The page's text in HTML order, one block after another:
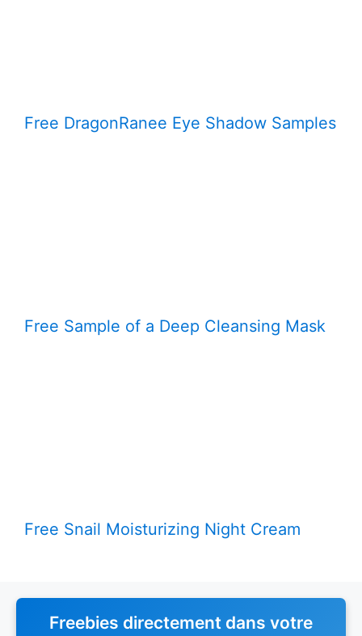
Free DragonRanee Eye Shadow Samples
Free Sample of a Deep Cleansing Mask
Free Snail Moisturizing Night Cream
Freebies directement dans votre